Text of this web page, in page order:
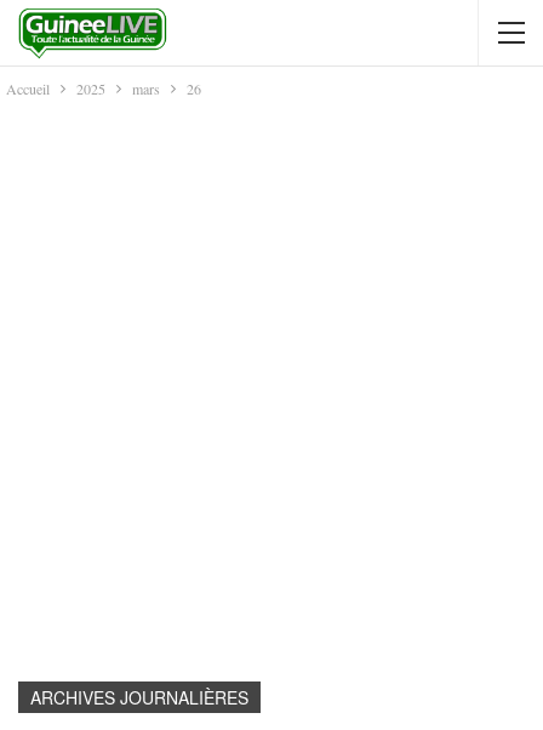
Accueil 2025 mars 26
ARCHIVES JOURNALIÈRES